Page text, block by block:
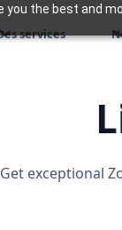
you the best and
services
Get exceptional